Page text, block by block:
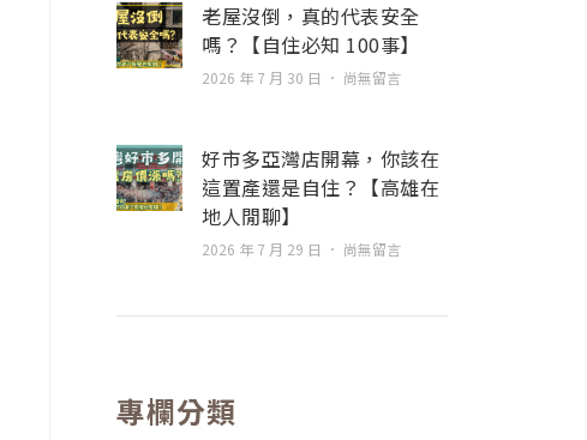
老屋沒倒，真的代表安全
嗎？【自住必知 100事】
2026 年 7 月 30 日 尚無留言
好市多亞灣店開幕，你該在
這置產還是自住？【高雄在
地人閒聊】
2026 年 7 月 29 日 尚無留言
專欄分類